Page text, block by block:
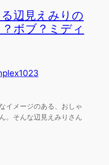
辺見えみりの
ボブ？ミディ
イメージのある、おしゃ
。そんな辺見えみりさん